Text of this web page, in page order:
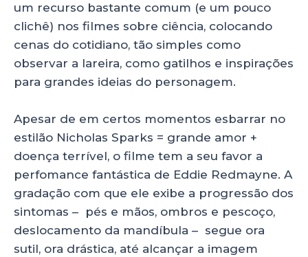
um recurso bastante comum (e um pouco
clichê) nos filmes sobre ciência, colocando
cenas do cotidiano, tão simples como
observar a lareira, como gatilhos e inspirações
para grandes ideias do personagem.
Apesar de em certos momentos esbarrar no
estilão Nicholas Sparks = grande amor +
doença terrível, o filme tem a seu favor a
perfomance fantástica de Eddie Redmayne. A
gradação com que ele exibe a progressão dos
sintomas – pés e mãos, ombros e pescoço,
deslocamento da mandíbula – segue ora
sutil, ora drástica, até alcançar a imagem